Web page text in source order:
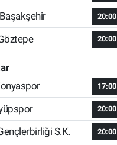
20:00
20:00
17:00
20:00
S.K. 20:00